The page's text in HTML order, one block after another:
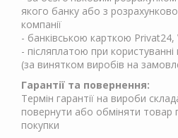
якого банку або з
компанії
- банківською карткою Privat24,
- післяплатою при користуванні
(за винятком виробів на
Гарантії та повернення:
Термін гарантії на вироби
повернути або обміняти товар
покупки